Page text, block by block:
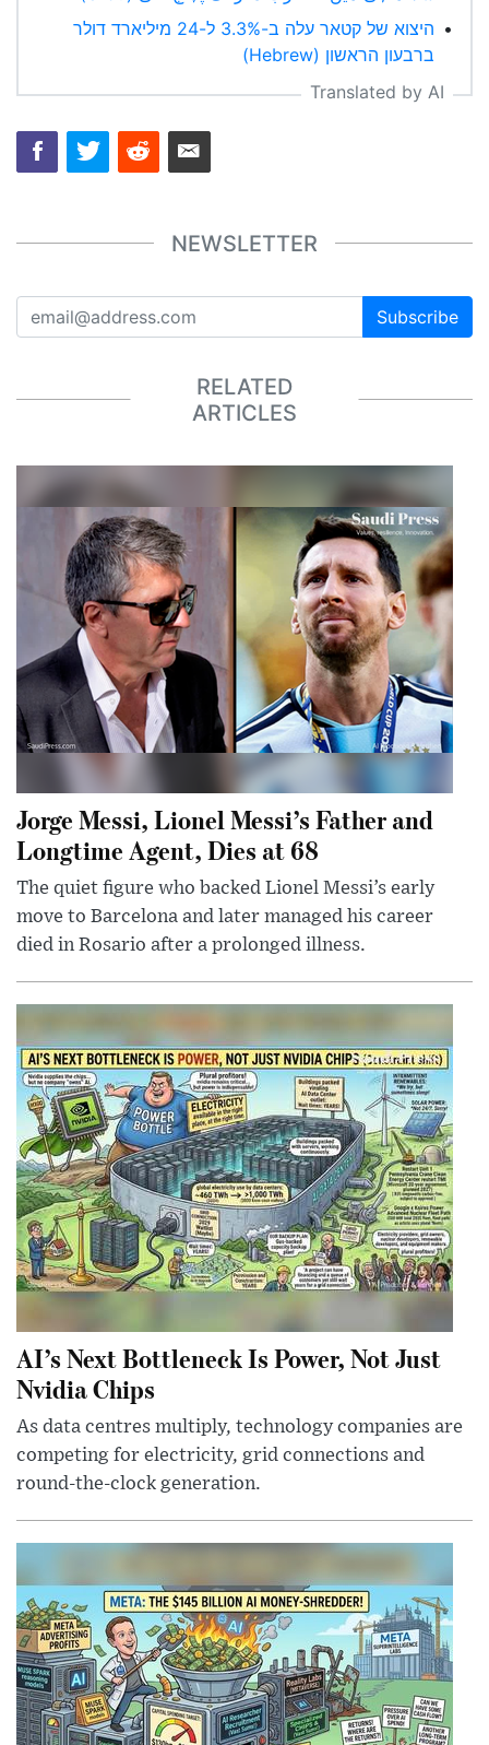
•
היצוא של קטאר עלה ב-3.3% ל-24 מיליארד דולר
ברבעון הראשון (Hebrew)
Translated by AI
NEWSLETTER
Subscribe
RELATED
ARTICLES
Jorge Messi, Lionel Messi’s Father and
Longtime Agent, Dies at 68
The quiet figure who backed Lionel Messi’s early
move to Barcelona and later managed his career
died in Rosario after a prolonged illness.
AI’s Next Bottleneck Is Power, Not Just
Nvidia Chips
As data centres multiply, technology companies are
competing for electricity, grid connections and
round-the-clock generation.